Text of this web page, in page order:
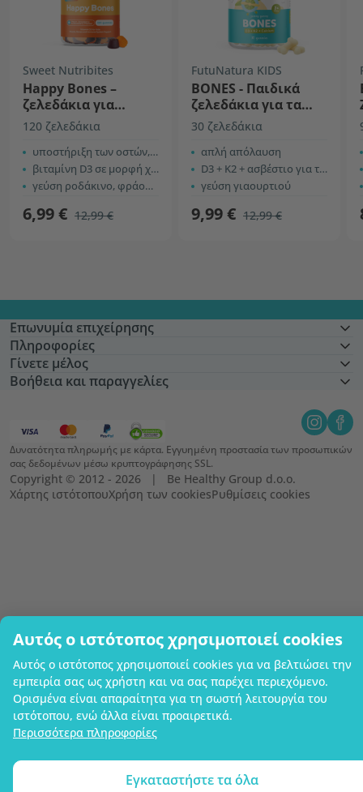
Αυτός ο ιστότοπος χρησιμοποιεί cookies
Αυτός ο ιστότοπος χρησιμοποιεί cookies για να βελτιώσει την
εμπειρία σας ως χρήστη και να σας παρέχει περιεχόμενο.
Ορισμένα είναι απαραίτητα για τη σωστή λειτουργία του
ιστότοπου, ενώ άλλα είναι προαιρετικά.
Περισσότερα πληροφορίες
Εγκαταστήστε τα όλα
Sweet Nutribites
Happy Bones –
ζελεδάκια για
παιδιά με βιταμίνη
120 ζελεδάκια
υποστήριξη των οστών, των μυών και των δοντιών
βιταμίνη D3 σε μορφή χοληκαλσιφερόλης
γεύση ροδάκινο, φράουλα και βατόμουρο
6,99 € 12,99 €
FutuNatura KIDS
BONES - Παιδικά
ζελεδάκια για τα
οστά
30 ζελεδάκια
απλή απόλαυση
D3 + K2 + ασβέστιο για τα οστά
γεύση γιαουρτιού
9,99 € 12,99 €
Επωνυμία επιχείρησης
Πληροφορίες
Γίνετε μέλος
Βοήθεια και παραγγελίες
Δυνατότητα πληρωμής με κάρτα. Εγγυημένη προστασία των προσωπικών
σας δεδομένων μέσω κρυπτογράφησης SSL.
Copyright © 2012 - 2026   |   Be Healthy Group d.o.o.
Χάρτης ιστότοπουΧρήση των cookiesΡυθμίσεις cookies